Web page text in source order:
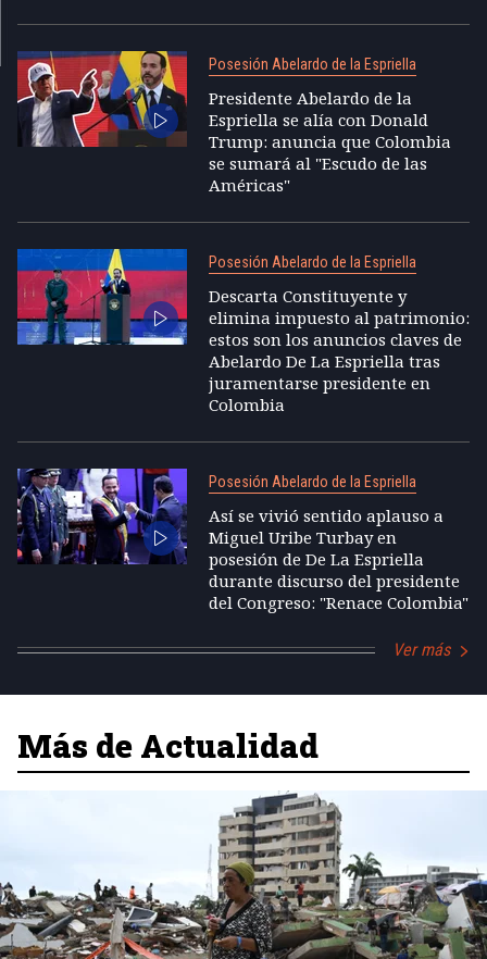
Posesión Abelardo de la Espriella
Presidente Abelardo de la
Espriella se alía con Donald
Trump: anuncia que Colombia
se sumará al "Escudo de las
Américas"
Posesión Abelardo de la Espriella
Descarta Constituyente y
elimina impuesto al patrimonio:
estos son los anuncios claves de
Abelardo De La Espriella tras
juramentarse presidente en
Colombia
Posesión Abelardo de la Espriella
Así se vivió sentido aplauso a
Miguel Uribe Turbay en
posesión de De La Espriella
durante discurso del presidente
del Congreso: "Renace Colombia"
Ver más
Más de Actualidad